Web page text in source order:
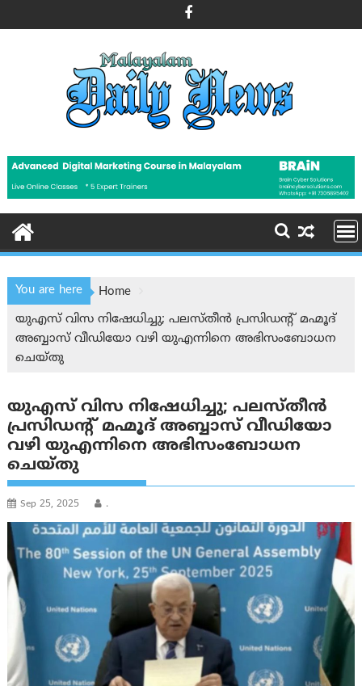
to
You are here
Home
യുഎസ് വിസ നിഷേധിച്ചു; പലസ്തീൻ പ്രസിഡന്റ് മഹ്മൂദ്
അബ്ബാസ് വീഡിയോ വഴി യുഎന്നിനെ അഭിസംബോധന
ചെയ്തു
യുഎസ് വിസ നിഷേധിച്ചു; പലസ്തീൻ
പ്രസിഡന്റ് മഹ്മൂദ് അബ്ബാസ് വീഡിയോ
വഴി യുഎന്നിനെ അഭിസംബോധന
ചെയ്തു
Sep 25, 2025 .